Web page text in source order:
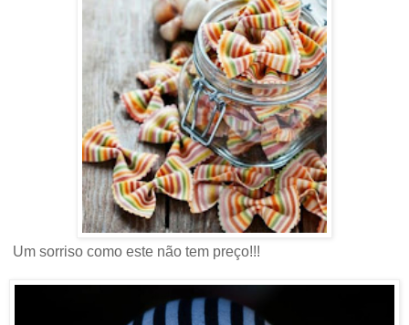
Um sorriso como este não tem preço!!!